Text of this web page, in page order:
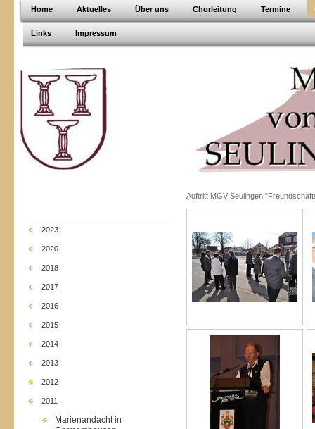
Home Aktuelles Über uns Chorleitung Termine
Links Impressum
2023
2020
2018
2017
2016
2015
2014
2013
2012
2011
Marienandacht in
Auftritt MGV Seulingen